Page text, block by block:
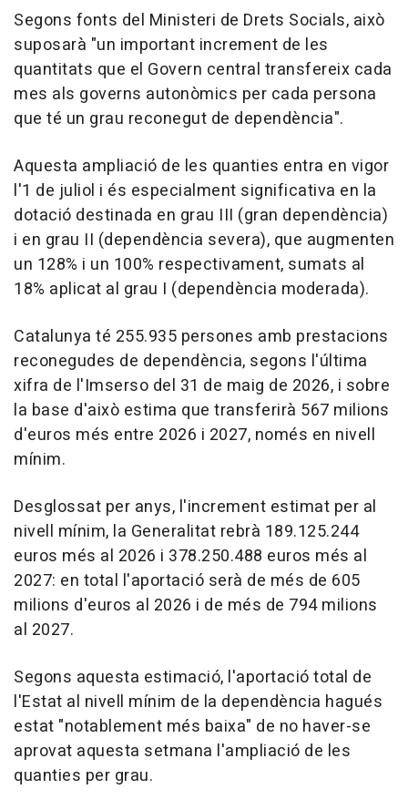
Segons fonts del Ministeri de Drets Socials, això
suposarà "un important increment de les
quantitats que el Govern central transfereix cada
mes als governs autonòmics per cada persona
que té un grau reconegut de dependència".
Aquesta ampliació de les quanties entra en vigor
l'1 de juliol i és especialment significativa en la
dotació destinada en grau III (gran dependència)
i en grau II (dependència severa), que augmenten
un 128% i un 100% respectivament, sumats al
18% aplicat al grau I (dependència moderada).
Catalunya té 255.935 persones amb prestacions
reconegudes de dependència, segons l'última
xifra de l'Imserso del 31 de maig de 2026, i sobre
la base d'això estima que transferirà 567 milions
d'euros més entre 2026 i 2027, només en nivell
mínim.
Desglossat per anys, l'increment estimat per al
nivell mínim, la Generalitat rebrà 189.125.244
euros més al 2026 i 378.250.488 euros més al
2027: en total l'aportació serà de més de 605
milions d'euros al 2026 i de més de 794 milions
al 2027.
Segons aquesta estimació, l'aportació total de
l'Estat al nivell mínim de la dependència hagués
estat "notablement més baixa" de no haver-se
aprovat aquesta setmana l'ampliació de les
quanties per grau.